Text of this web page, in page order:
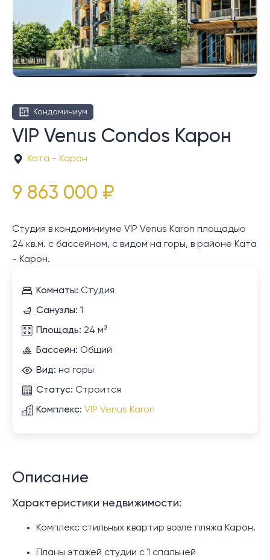
Кондоминиум
VIP Venus Condos Карон
Ката - Карон
9 863 000 ₽
Студия в кондоминиуме VIP Venus Karon площадью
24 кв.м. с бассейном, с видом на горы, в районе Ката
- Карон.
Комнаты: Студия
Санузлы: 1
Площадь: 24 м²
Бассейн: Общий
Вид: на горы
Статус: Строится
Комплекс: VIP Venus Karon
Описание
Характеристики недвижимости:
Комплекс стильных квартир возле пляжа Карон.
Планы этажей студии с 1 спальней